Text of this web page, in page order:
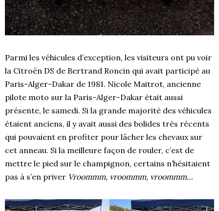
Parmi les véhicules d’exception, les visiteurs ont pu voir
la Citroën DS de Bertrand Roncin qui avait participé au
Paris-Alger-Dakar de 1981. Nicole Maitrot, ancienne
pilote moto sur la Paris-Alger-Dakar était aussi
présente, le samedi. Si la grande majorité des véhicules
étaient anciens, il y avait aussi des bolides très récents
qui pouvaient en profiter pour lâcher les chevaux sur
cet anneau. Si la meilleure façon de rouler, c’est de
mettre le pied sur le champignon, certains n’hésitaient
pas à s’en priver Vroommm, vroommm, vroommm…